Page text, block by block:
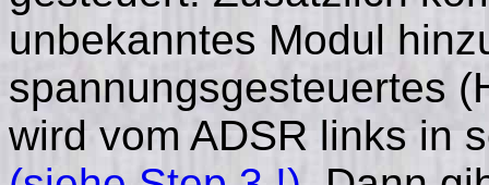
unbekanntes Modul
spannungsgesteuertes
wird vom ADSR links in